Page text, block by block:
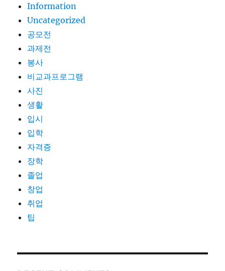
Information
Uncategorized
공모전
과제전
봉사
비교과프로그램
사진
생활
입시
입학
자격증
장학
졸업
창업
취업
팁